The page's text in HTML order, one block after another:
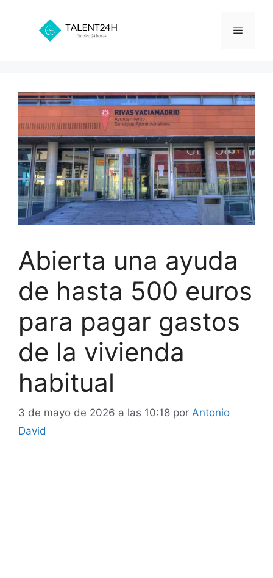
contenido
Menú
Abierta una ayuda
de hasta 500 euros
para pagar gastos
de la vivienda
habitual
3 de mayo de 2026 a las 10:18 por Antonio
David